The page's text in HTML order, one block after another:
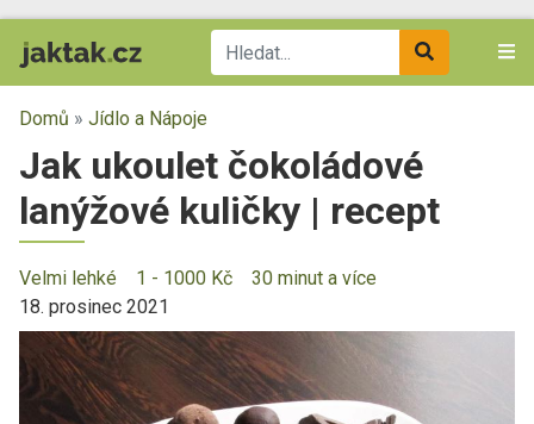
Domů » Jídlo a Nápoje
Jak ukoulet čokoládové
lanýžové kuličky | recept
Velmi lehké 1 - 1000 Kč
30 minut a více
18. prosinec 2021